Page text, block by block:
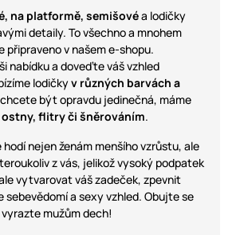
na platformě, semišovéa lodičky
detaily. To všechno a mnohem
připraveno v našem e-shopu.
nabídku a doveďte váš vzhled
lodičkyv různých barvách a
chcete být opravdu jedinečná, máme
ostny, flitry či šněrováním.
hodí nejen ženám menšího vzrůstu, ale
z vás, jelikož vysoký podpatek
vytvarovat váš zadeček, zpevnit
sebevědomí a sexy vzhled. Obujte se
mužům dech!